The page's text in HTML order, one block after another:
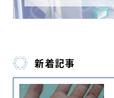
新着記事